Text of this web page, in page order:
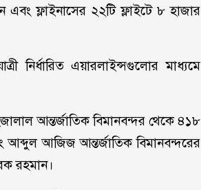
ফ্লাইনাসের ২২টি ফ্লাইটে ৮ হাজার
নির্ধারিত এয়ারলাইন্সগুলোর মাধ্যমে
আন্তর্জাতিক বিমানবন্দর থেকে ৪১৮
আব্দুল আজিজ আন্তর্জাতিক বিমানবন্দরের
রহমান।